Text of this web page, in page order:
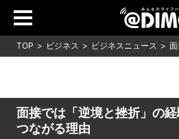
TOP ビジネス ビジネスニュース
面接では「逆境と挫折」の
つながる理由